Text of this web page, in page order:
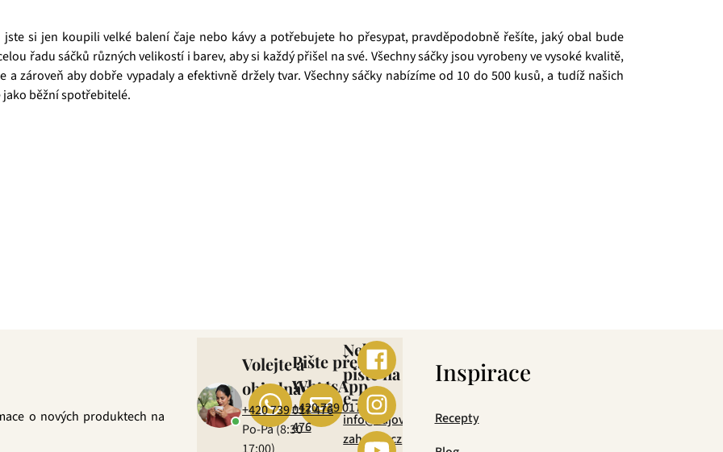
si jen koupili velké balení čaje nebo kávy a potřebujete ho přesypat, pravděpodobně řešíte, jaký obal bude
řadu sáčků různých velikostí i barev, aby si každý přišel na své. Všechny sáčky jsou vyrobeny ve vysoké kvalitě,
zároveň aby dobře vypadaly a efektivně držely tvar. Všechny sáčky nabízíme od 10 do 500 kusů, a tudíž našich
jako běžní spotřebitelé.
o nových produktech na
Volejte a
objednávejte
+420 739 017 476
Po-Pá (8:30 –
Pište přes
WhatsApp
+420 739 017
476
Nebo
pište na
e-mail
info@cajova-
zahrada.cz
Inspirace
Recepty